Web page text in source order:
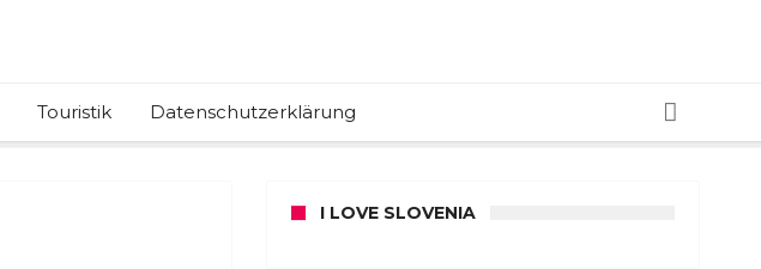
Touristik Datenschutzerklärung
I LOVE SLOVENIA